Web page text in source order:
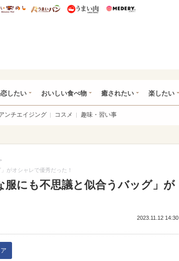
ディズニー特集
うまいめし うまいパン うまい肉
したい おいしい食べ物 癒されたい 楽したい
ンチエイジング コスメ 趣味・習い事
がオシャレで優秀だった！
にも不思議と似合うバッグ」が
2023.11.12 14:30